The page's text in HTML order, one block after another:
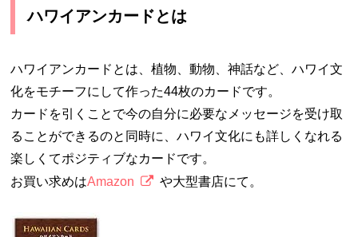
ハワイアンカードとは
ハワイアンカードとは、植物、動物、神話など、ハワイ文
化をモチーフにして作った44枚のカードです。
カードを引くことで今の自分に必要なメッセージを受け取
ることができるのと同時に、ハワイ文化にも詳しくなれる
楽しくてポジティブなカードです。
お買い求めはAmazon や大型書店にて。